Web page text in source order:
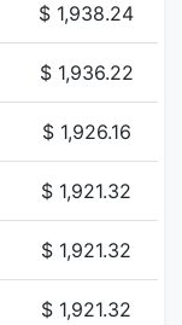
$ 1,938.24
$ 1,936.22
$ 1,926.16
$ 1,921.32
$ 1,921.32
$ 1,921.32